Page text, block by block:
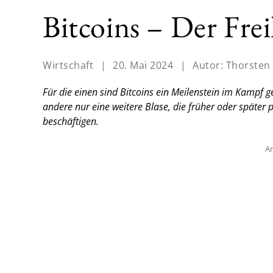
Bitcoins – Der
Wirtschaft | 20. Mai 2024 | Autor:
Für die einen sind Bitcoins ein Meilenstein im Kampf
andere nur eine weitere Blase, die früher oder
beschäftigen.